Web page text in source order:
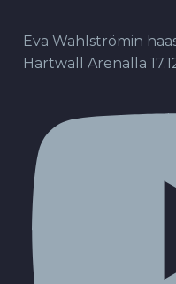
Eva Wahlströmin
Hartwall Arenalla